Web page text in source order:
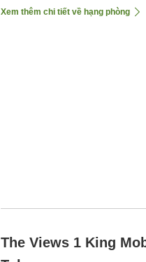
Xem thêm chi tiết về hạng phòng
The Views 1 King